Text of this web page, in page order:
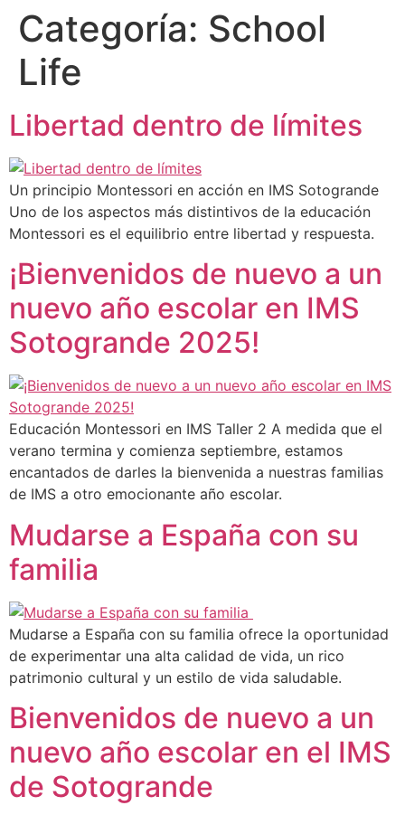
Categoría: School
Life
Libertad dentro de límites
Un principio Montessori en acción en IMS Sotogrande
Uno de los aspectos más distintivos de la educación
Montessori es el equilibrio entre libertad y respuesta.
¡Bienvenidos de nuevo a un
nuevo año escolar en IMS
Sotogrande 2025!
Educación Montessori en IMS Taller 2 A medida que el
verano termina y comienza septiembre, estamos
encantados de darles la bienvenida a nuestras familias
de IMS a otro emocionante año escolar.
Mudarse a España con su
familia
Mudarse a España con su familia ofrece la oportunidad
de experimentar una alta calidad de vida, un rico
patrimonio cultural y un estilo de vida saludable.
Bienvenidos de nuevo a un
nuevo año escolar en el IMS
de Sotogrande